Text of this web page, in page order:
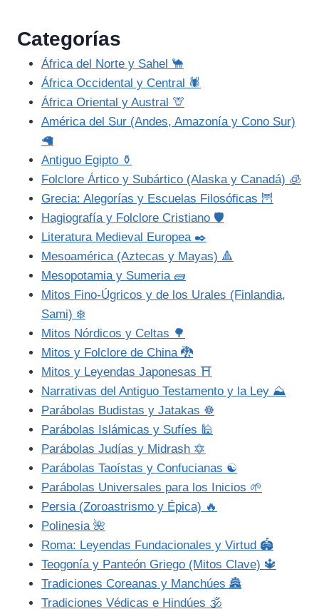
Categorías
África del Norte y Sahel 🐪
África Occidental y Central 🕷️
África Oriental y Austral 🦒
América del Sur (Andes, Amazonía y Cono Sur)
🦙
Antiguo Egipto ⚱️
Folclore Ártico y Subártico (Alaska y Canadá) 🧊
Grecia: Alegorías y Escuelas Filosóficas 🦉
Hagiografía y Folclore Cristiano 🛡️
Literatura Medieval Europea ✒️
Mesoamérica (Aztecas y Mayas) 🔺
Mesopotamia y Sumeria 🧱
Mitos Fino-Úgricos y de los Urales (Finlandia,
Sami) ❄️
Mitos Nórdicos y Celtas 🌳
Mitos y Folclore de China 🐉
Mitos y Leyendas Japonesas ⛩️
Narrativas del Antiguo Testamento y la Ley ⛰️
Parábolas Budistas y Jatakas ☸️
Parábolas Islámicas y Sufíes 🕌
Parábolas Judías y Midrash 🔯
Parábolas Taoístas y Confucianas ☯️
Parábolas Universales para los Inicios 🌱
Persia (Zoroastrismo y Épica) 🔥
Polinesia 🌺
Roma: Leyendas Fundacionales y Virtud 🏟️
Teogonía y Panteón Griego (Mitos Clave) 🔱
Tradiciones Coreanas y Manchúes 🏯
Tradiciones Védicas e Hindúes 🕉️